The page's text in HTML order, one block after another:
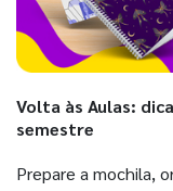
Volta às Aulas:
semestre
Prepare a mochila,